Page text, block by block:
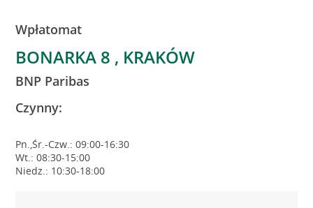
Wpłatomat
BONARKA 8 , KRAKÓW
BNP Paribas
Czynny:
Pn.,Śr.-Czw.: 09:00-16:30
Wt.: 08:30-15:00
Niedz.: 10:30-18:00